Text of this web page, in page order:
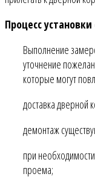
Процесс
Выполнение
уточнение
которые могут
доставка дверной
демонтаж
при
проема;